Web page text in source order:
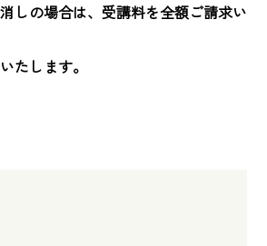
しの場合は、受講料を全額ご請求い
たします。